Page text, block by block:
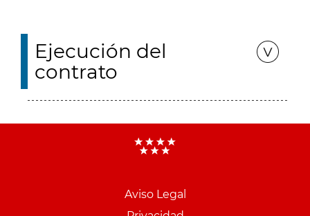
Ejecución del
contrato
Aviso Legal